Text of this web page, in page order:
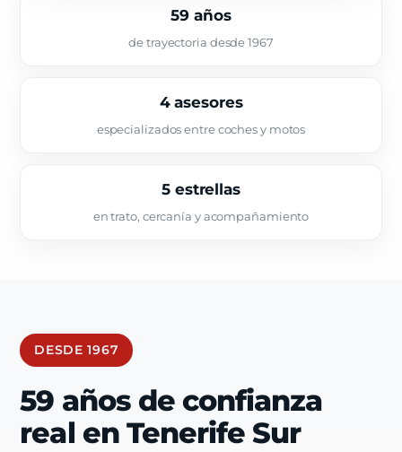
59 años
de trayectoria desde 1967
4 asesores
especializados entre coches y motos
5 estrellas
en trato, cercanía y acompañamiento
DESDE 1967
59 años de confianza
real en Tenerife Sur